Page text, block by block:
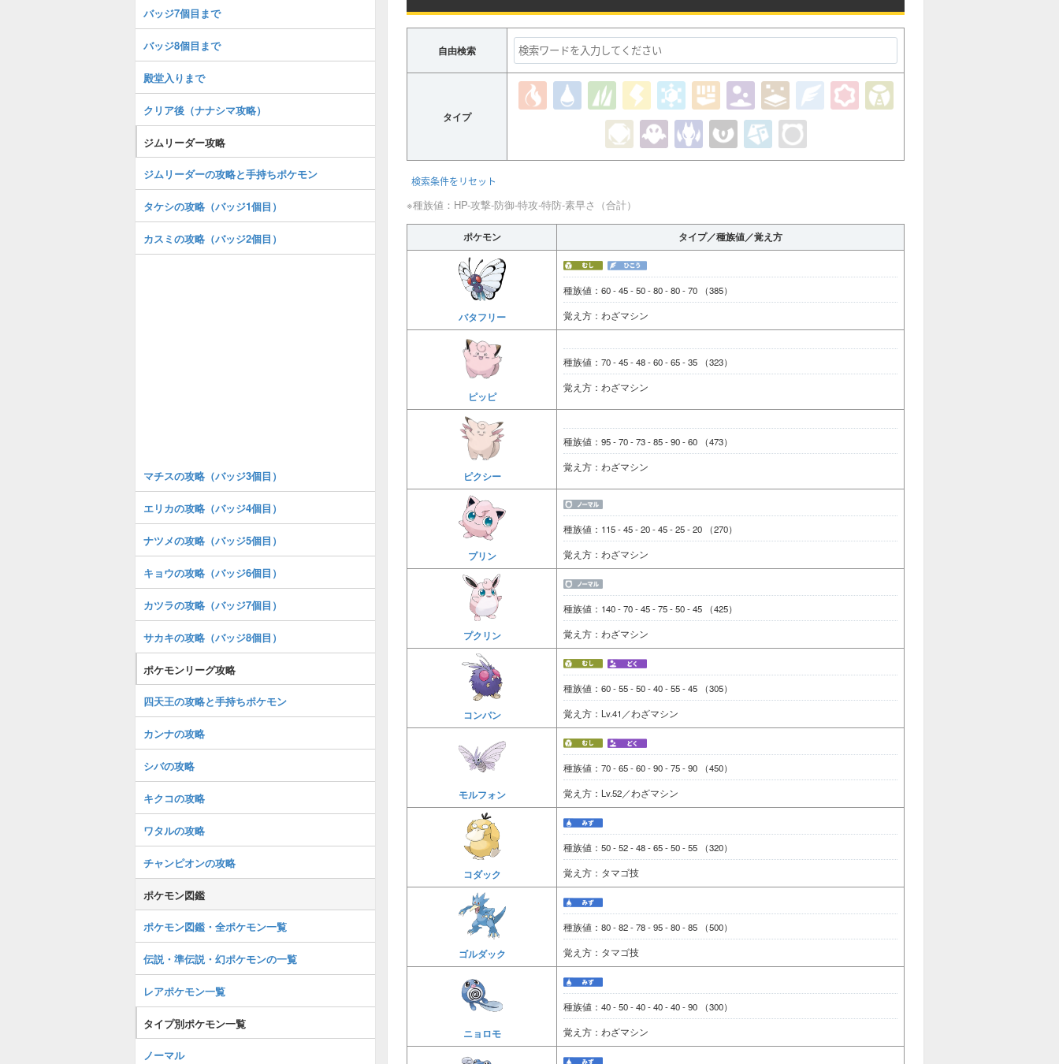
自由検索
タイプ
検索条件をリセット
※種族値：HP-攻撃-防御-特攻-特防-素早さ（合計）
ポケモン タイプ／種族値／覚え方
バタフリー
種族値：60 - 45 - 50 - 80 - 80 - 70 （385）
覚え方：わざマシン
ピッピ
種族値：70 - 45 - 48 - 60 - 65 - 35 （323）
覚え方：わざマシン
ピクシー
種族値：95 - 70 - 73 - 85 - 90 - 60 （473）
覚え方：わざマシン
プリン
種族値：115 - 45 - 20 - 45 - 25 - 20 （270）
覚え方：わざマシン
プクリン
種族値：140 - 70 - 45 - 75 - 50 - 45 （425）
覚え方：わざマシン
コンパン
種族値：60 - 55 - 50 - 40 - 55 - 45 （305）
覚え方：Lv.41／わざマシン
モルフォン
種族値：70 - 65 - 60 - 90 - 75 - 90 （450）
覚え方：Lv.52／わざマシン
コダック
種族値：50 - 52 - 48 - 65 - 50 - 55 （320）
覚え方：タマゴ技
ゴルダック
種族値：80 - 82 - 78 - 95 - 80 - 85 （500）
覚え方：タマゴ技
ニョロモ
種族値：40 - 50 - 40 - 40 - 40 - 90 （300）
覚え方：わざマシン
バッジ7個目まで
バッジ8個目まで
殿堂入りまで
クリア後（ナナシマ攻略）
ジムリーダー攻略
ジムリーダーの攻略と手持ちポケモン
タケシの攻略（バッジ1個目）
カスミの攻略（バッジ2個目）
マチスの攻略（バッジ3個目）
エリカの攻略（バッジ4個目）
ナツメの攻略（バッジ5個目）
キョウの攻略（バッジ6個目）
カツラの攻略（バッジ7個目）
サカキの攻略（バッジ8個目）
ポケモンリーグ攻略
四天王の攻略と手持ちポケモン
カンナの攻略
シバの攻略
キクコの攻略
ワタルの攻略
チャンピオンの攻略
ポケモン図鑑
ポケモン図鑑・全ポケモン一覧
伝説・準伝説・幻ポケモンの一覧
レアポケモン一覧
タイプ別ポケモン一覧
ノーマル